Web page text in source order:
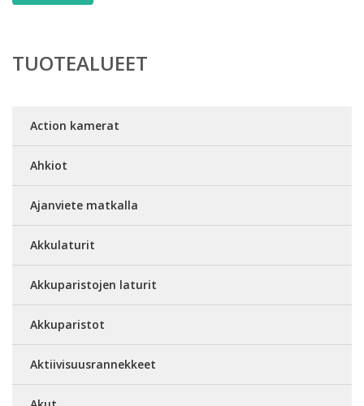
TUOTEALUEET
Action kamerat
Ahkiot
Ajanviete matkalla
Akkulaturit
Akkuparistojen laturit
Akkuparistot
Aktiivisuusrannekkeet